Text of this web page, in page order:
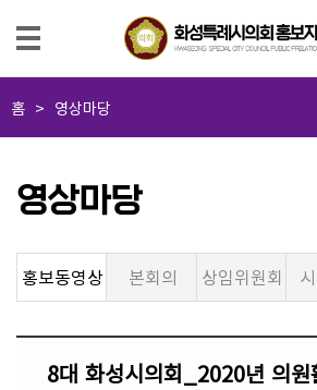
사
진
당
상
마
의
홈 > 영상마당
영상마당
홍보동영상 본회의 상임위원회
8대 화성시의회_2020년 의